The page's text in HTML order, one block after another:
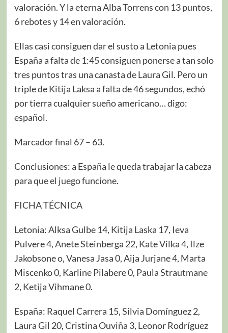
valoración. Y la eterna Alba Torrens con 13 puntos,
6 rebotes y 14 en valoración.
Ellas casi consiguen dar el susto a Letonia pues
España a falta de 1:45 consiguen ponerse a tan solo
tres puntos tras una canasta de Laura Gil. Pero un
triple de Kitija Laksa a falta de 46 segundos, echó
por tierra cualquier sueño americano… digo:
español.
Marcador final 67 – 63.
Conclusiones: a España le queda trabajar la cabeza
para que el juego funcione.
FICHA TÉCNICA
Letonia: Alksa Gulbe 14, Kitija Laska 17, Ieva
Pulvere 4, Anete Steinberga 22, Kate Vilka 4, Ilze
Jakobsone o, Vanesa Jasa 0, Aija Jurjane 4, Marta
Miscenko 0, Karline Pilabere 0, Paula Strautmane
2, Ketija Vihmane 0.
España: Raquel Carrera 15, Silvia Domínguez 2,
Laura Gil 20, Cristina Ouviña 3, Leonor Rodríguez